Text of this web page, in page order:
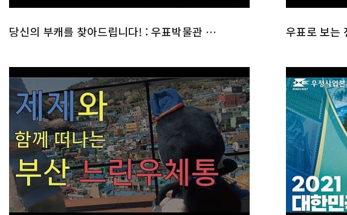
당신의 부캐를 찾아드립니다! : 우표박물관 오픈 스튜디오 우표로 보는